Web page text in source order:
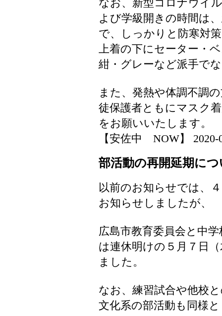
なお、新型コロナウイ
よび学級開きの時間は
で、しっかりと防寒対
上着の下にセーター・
紺・グレーなど派手で
また、発熱や体調不調
徒保護者ともにマスク
をお願いいたします。
【安佐中 NOW】 2020-
部活動の再開延期に
以前のお知らせでは、
お知らせしましたが、
広島市教育委員会と中
は連休明けの５月７日
ました。
なお、練習試合や他校
文化系の部活動も同様